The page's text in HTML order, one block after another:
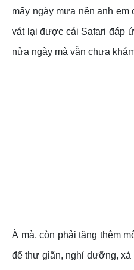
mấy ngày mưa nên anh
vát lại được cái Safari đáp
nửa ngày mà vẫn chưa
À mà, còn phải tặng thêm
để thư giãn, nghỉ dưỡng, xả